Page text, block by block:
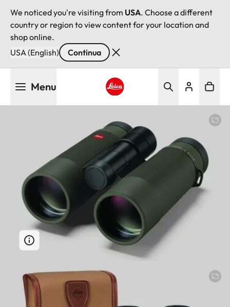
We noticed you're visiting from USA. Choose a different
country or region to view content for your location and
shop online.
USA (English)
Continua
Menu